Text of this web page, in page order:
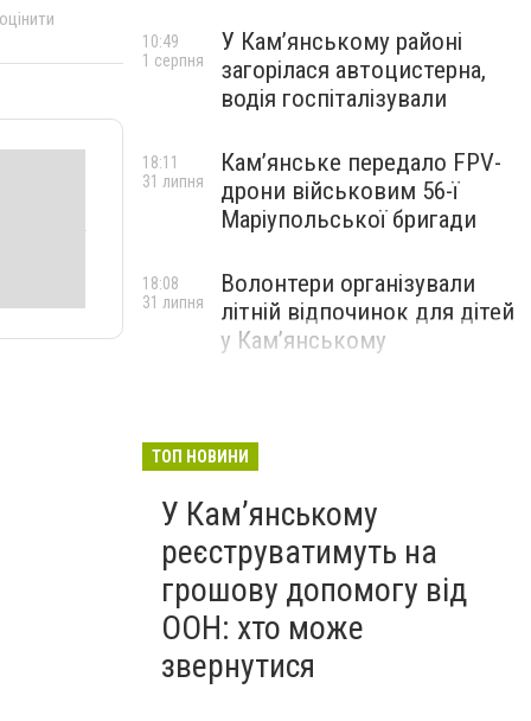
У Кам’янському районі
загорілася автоцистерна,
водія госпіталізували
10:49
1 серпня
Кам’янське передало FPV-
дрони військовим 56-ї
Маріупольської бригади
18:11
31 липня
Волонтери організували
літній відпочинок для дітей
у Кам’янському
18:08
31 липня
ТОП НОВИНИ
У Кам’янському
реєструватимуть на
грошову допомогу від
ООН: хто може
звернутися